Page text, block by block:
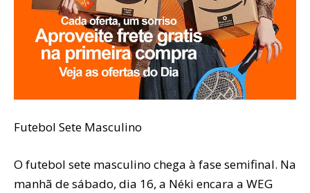
Futebol Sete Masculino
O futebol sete masculino chega à fase semifinal. Na
manhã de sábado, dia 16, a Néki encara a WEG